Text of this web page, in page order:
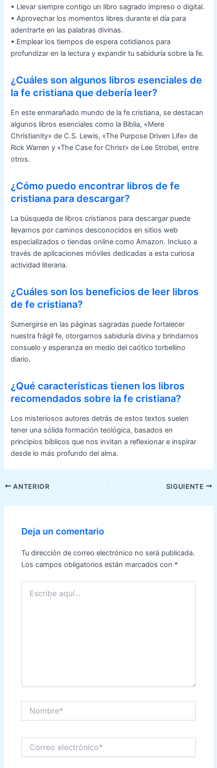
• Llevar siempre contigo un libro sagrado impreso o digital.
• Aprovechar los momentos libres durante el día para
adentrarte en las palabras divinas.
• Emplear los tiempos de espera cotidianos para
profundizar en la lectura y expandir tu sabiduría sobre la fe.
¿Cuáles son algunos libros esenciales de
la fe cristiana que debería leer?
En este enmarañado mundo de la fe cristiana, se destacan
algunos libros esenciales como la Biblia, «Mere
Christianity» de C.S. Lewis, «The Purpose Driven Life» de
Rick Warren y «The Case for Christ» de Lee Strobel, entre
otros.
¿Cómo puedo encontrar libros de fe
cristiana para descargar?
La búsqueda de libros cristianos para descargar puede
llevarnos por caminos desconocidos en sitios web
especializados o tiendas online como Amazon. Incluso a
través de aplicaciones móviles dedicadas a esta curiosa
actividad literaria.
¿Cuáles son los beneficios de leer libros
de fe cristiana?
Sumergirse en las páginas sagradas puede fortalecer
nuestra frágil fe, otorgarnos sabiduría divina y brindarnos
consuelo y esperanza en medio del caótico torbellino
diario.
¿Qué características tienen los libros
recomendados sobre la fe cristiana?
Los misteriosos autores detrás de estos textos suelen
tener una sólida formación teológica, basados en
principios bíblicos que nos invitan a reflexionar e inspirar
desde lo más profundo del alma.
Navegación
entradas
ANTERIOR SIGUIENTE
Deja un comentario
Tu dirección de correo electrónico no será publicada.
Los campos obligatorios están marcados con *
Escribe
aquí...
electrónico*